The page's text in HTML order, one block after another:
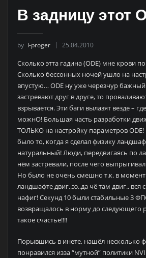
В задницу этот
by l-proger 25.04.2010
Сколько этта гадина (ODE) мне крови
Сколько бессонных ночей ушло на
впустую… ODE ну уже черезчур
застревают друг в друге, то
взрывается. Эти баги вылазят везде –
можнО! Большая часть разработки
ТОЛЬКО на настройку параметров ODE!
было то, когда я сделал физику
натуральный! Люди, передвигаясь по
нём застревали, после чего
Но было не очень смешно т.к. в
ландшафте двиг..ээ..да чё там двиг.. вся
нафиг! Секунд 10 были стабильные 3
возвращалось в норму до следующего
такое счастье!!!!
Порывшись в инете, нашёл несколько
понравился изза “мутной” политики